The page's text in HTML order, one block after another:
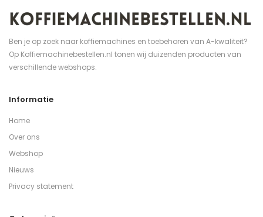
Ben je op zoek naar koffiemachines en toebehoren van A-kwaliteit?
Op Koffiemachinebestellen.nl tonen wij duizenden producten van
verschillende webshops.
Informatie
Home
Over ons
Webshop
Nieuws
Privacy statement